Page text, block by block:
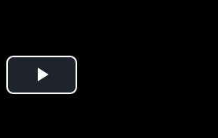
Play Video